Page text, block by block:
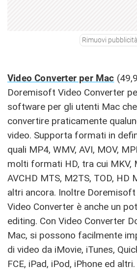
Rimuovi pubblicità
Video Converter per Mac
Doremisoft Video Converter
software per gli utenti Mac
convertire praticamente
video. Supporta formati in
quali MP4, WMV, AVI, MOV,
molti formati HD, tra cui MKV,
AVCHD MTS, M2TS, TOD, HD
altri ancora. Inoltre
Video Converter è anche un
editing. Con Video Converter
Mac, si possono facilmente
di video da iMovie, iTunes,
FCE, iPad, iPod, iPhone ed